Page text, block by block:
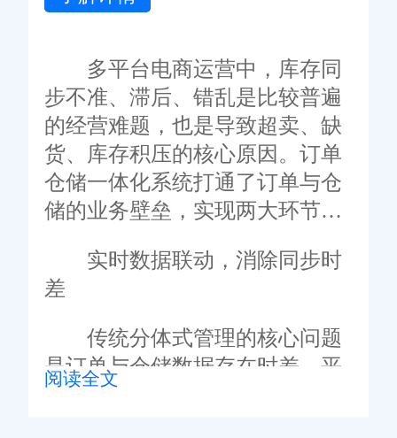
多平台电商运营中，库存同
步不准、滞后、错乱是比较普遍
的经营难题，也是导致超卖、缺
货、库存积压的核心原因。订单
仓储一体化系统打通了订单与仓
储的业务壁垒，实现两大环节数
解决库存同步各类问题，助力电
商企业实现库存精准管控。
实时数据联动，消除同步时
差
传统分体式管理的核心问题
是订单与仓储数据存在时差，平
台订单生成后，库存无法及时扣
阅读全文